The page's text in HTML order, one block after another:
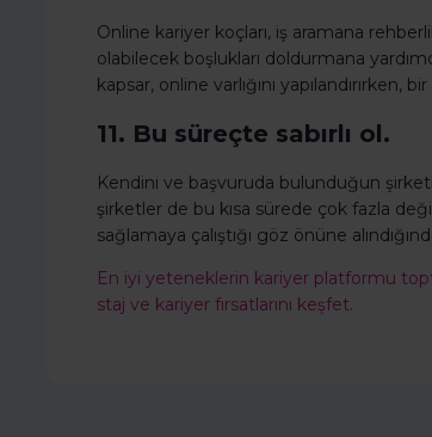
Online kariyer koçları, iş aramana
olabilecek boşlukları doldurmana
kapsar, online varlığını yapılandırırken,
11. Bu süreçte sabırlı ol.
Kendini ve başvuruda bulunduğun
şirketler de bu kısa sürede çok fazla
sağlamaya çalıştığı göz önüne
En iyi yeteneklerin kariyer platformu
staj ve kariyer fırsatlarını keşfet.